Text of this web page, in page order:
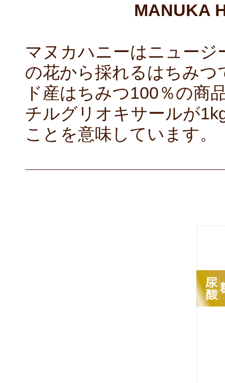
MANUKA
マヌカハニーはニュー
の花から採れるはちみ
ド産はちみつ100％の商
チルグリオキサールが
ことを意味しています。